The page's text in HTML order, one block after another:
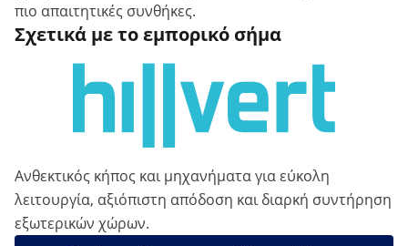
πιο απαιτητικές συνθήκες.
Σχετικά με το εμπορικό σήμα
Ανθεκτικός κήπος και μηχανήματα για εύκολη
λειτουργία, αξιόπιστη απόδοση και διαρκή συντήρηση
εξωτερικών χώρων.